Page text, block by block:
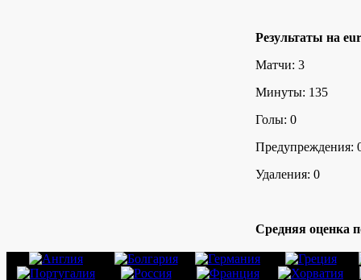
Результаты на
Матчи: 3
Минуты: 135
Голы: 0
Предупреждения:
Удаления: 0
Средняя оценка